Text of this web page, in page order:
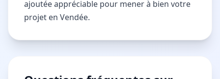
ajoutée appréciable pour mener à bien votre
projet en Vendée.